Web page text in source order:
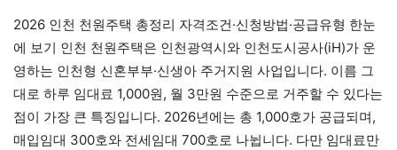
2026 인천 천원주택 총정리 자격조건·신청방법·공급유형 한눈
에 보기 인천 천원주택은 인천광역시와 인천도시공사(iH)가 운
영하는 인천형 신혼부부·신생아 주거지원 사업입니다. 이름 그
대로 하루 임대료 1,000원, 월 3만원 수준으로 거주할 수 있다는
점이 가장 큰 특징입니다. 2026년에는 총 1,000호가 공급되며,
매입임대 300호와 전세임대 700호로 나뉩니다. 다만 임대료만